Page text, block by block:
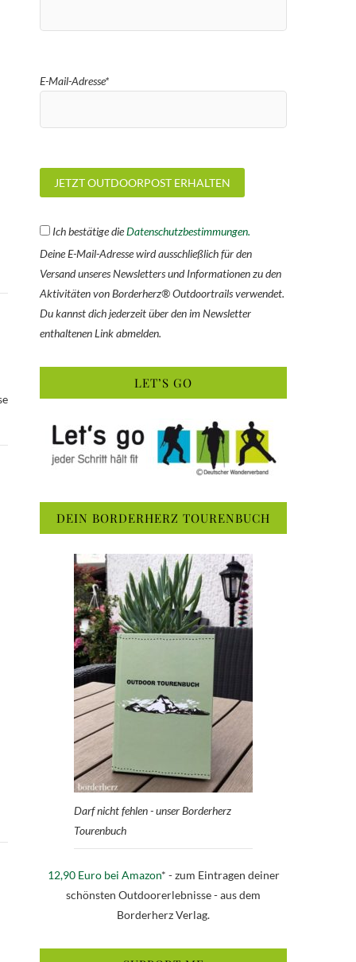
E-Mail-Adresse*
Ich bestätige dieDatenschutzbestimmungen.
Deine E-Mail-Adresse wird ausschließlich für den
Versand unseres Newsletters und Informationen zu den
Aktivitäten von Borderherz® Outdoortrails verwendet.
Du kannst dich jederzeit über den im Newsletter
enthaltenen Link abmelden.
LET’S GO
DEIN BORDERHERZ TOURENBUCH
Darf nicht fehlen - unser Borderherz
Tourenbuch
12,90 Euro bei Amazon* - zum Eintragen deiner
schönsten Outdoorerlebnisse - aus dem
Borderherz Verlag.